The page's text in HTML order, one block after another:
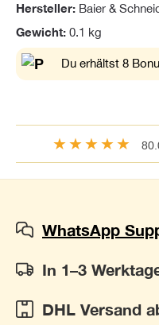
Hersteller: Baier &
Gewicht: 0.1 kg
Du erhältst 8
★★★★★
WhatsApp
In 1–3
DHL Versand